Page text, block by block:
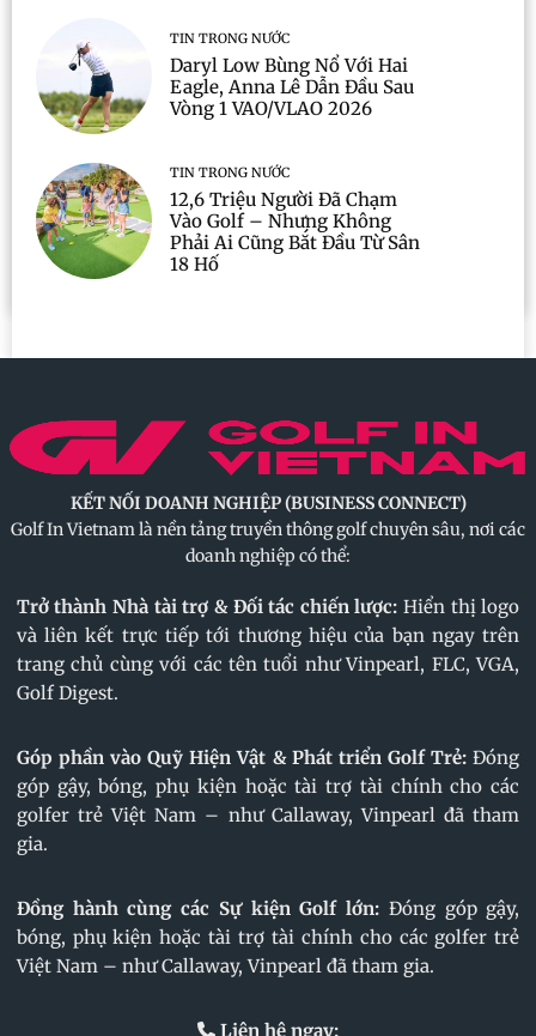
TIN TRONG NƯỚC
Daryl Low Bùng Nổ Với Hai
Eagle, Anna Lê Dẫn Đầu Sau
Vòng 1 VAO/VLAO 2026
TIN TRONG NƯỚC
12,6 Triệu Người Đã Chạm
Vào Golf – Nhưng Không
Phải Ai Cũng Bắt Đầu Từ Sân
18 Hố
KẾT NỐI DOANH NGHIỆP (BUSINESS CONNECT)
Golf In Vietnam là nền tảng truyền thông golf chuyên sâu, nơi các
doanh nghiệp có thể:
Trở thành Nhà tài trợ & Đối tác chiến lược: Hiển thị logo
và liên kết trực tiếp tới thương hiệu của bạn ngay trên
trang chủ cùng với các tên tuổi như Vinpearl, FLC, VGA,
Golf Digest.
Góp phần vào Quỹ Hiện Vật & Phát triển Golf Trẻ: Đóng
góp gậy, bóng, phụ kiện hoặc tài trợ tài chính cho các
golfer trẻ Việt Nam – như Callaway, Vinpearl đã tham
gia.
Đồng hành cùng các Sự kiện Golf lớn: Đóng góp gậy,
bóng, phụ kiện hoặc tài trợ tài chính cho các golfer trẻ
Việt Nam – như Callaway, Vinpearl đã tham gia.
Liên hệ ngay: